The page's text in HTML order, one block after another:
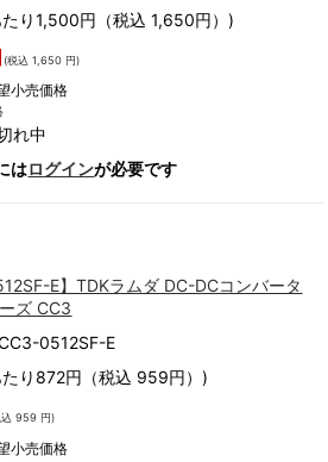
たり1,500円（税込 1,650円）)
(税込 1,650 円)
小売価格
れ中
はログインが必要です
E】TDKラムダ DC-DCコンバータ
ズ CC3
0512SF-E
たり872円（税込 959円）)
込 959 円)
小売価格